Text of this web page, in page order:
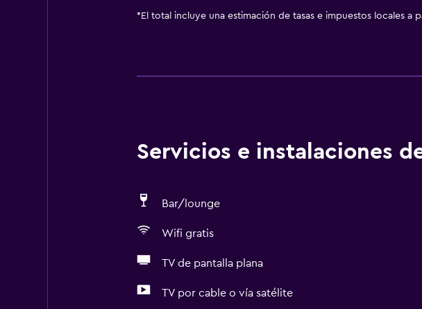
* El total incluye una estimación de tasas e impuestos locales a
Servicios e instalaciones
Bar/lounge
Wifi gratis
TV de pantalla plana
TV por cable o vía satélite